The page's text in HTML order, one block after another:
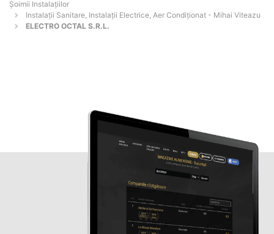
Şoimii Instalaţiilor
Instalații Sanitare, Instalații Electrice, Aer Condiționat - Mihai Viteazu
ELECTRO OCTAL S.R.L.